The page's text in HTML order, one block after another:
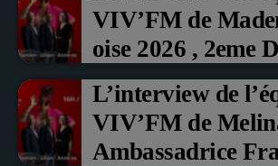
VIV’FM de
oise 2026 , 2eme
Prix du Public ,
fruits rouge Noyon
L’interview de
VIV’FM de
Ambassadrice